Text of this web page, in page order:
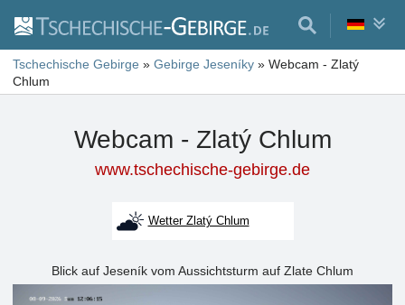
Tschechische Gebirge » Gebirge Jeseníky » Webcam - Zlatý
Chlum
Webcam - Zlatý Chlum
www.tschechische-gebirge.de
Wetter Zlatý Chlum
Blick auf Jeseník vom Aussichtsturm auf Zlate Chlum